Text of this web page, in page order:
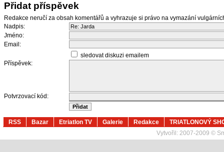
Přidat příspěvek
Redakce neručí za obsah komentářů a vyhrazuje si právo na vymazání
Nadpis:
Jméno:
Email:
sledovat diskuzi emailem
Příspěvek:
Potvrzovací kód:
RSS Bazar Etriatlon TV Galerie Redakce
TRIATLONOVÝ
Vytvořil: 2007-2009 ©